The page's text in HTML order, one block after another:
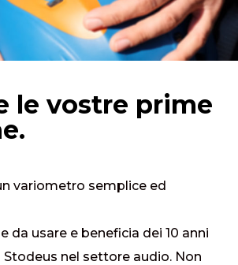
le vostre prime
variometro semplice ed
da usare e beneficia dei 10 anni
Stodeus nel settore audio. Non